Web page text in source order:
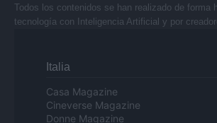
Todos los contenidos se han realizado de forma
tecnología con Inteligencia Artificial y por
Italia
Casa Magazine
Cineverse Magazine
Donne Magazine